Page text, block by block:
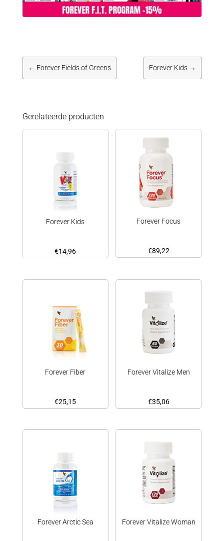
← Forever Fields of Greens Forever Kids →
Gerelateerde producten
Forever Kids
€14,96
Forever Focus
€89,22
Forever Fiber
€25,15
Forever Vitalize Men
€35,06
Forever Arctic Sea Forever Vitalize Woman